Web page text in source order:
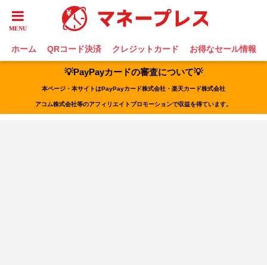
ホーム QRコード決済 クレジットカード お得なセール情報
💡PayPayカードの審査について💡
本ページ・本サイトはPayPayカード株式会社・楽天カード株式会社
アコム株式会社等のアフィリエイトプロモーションで収益を得ています。